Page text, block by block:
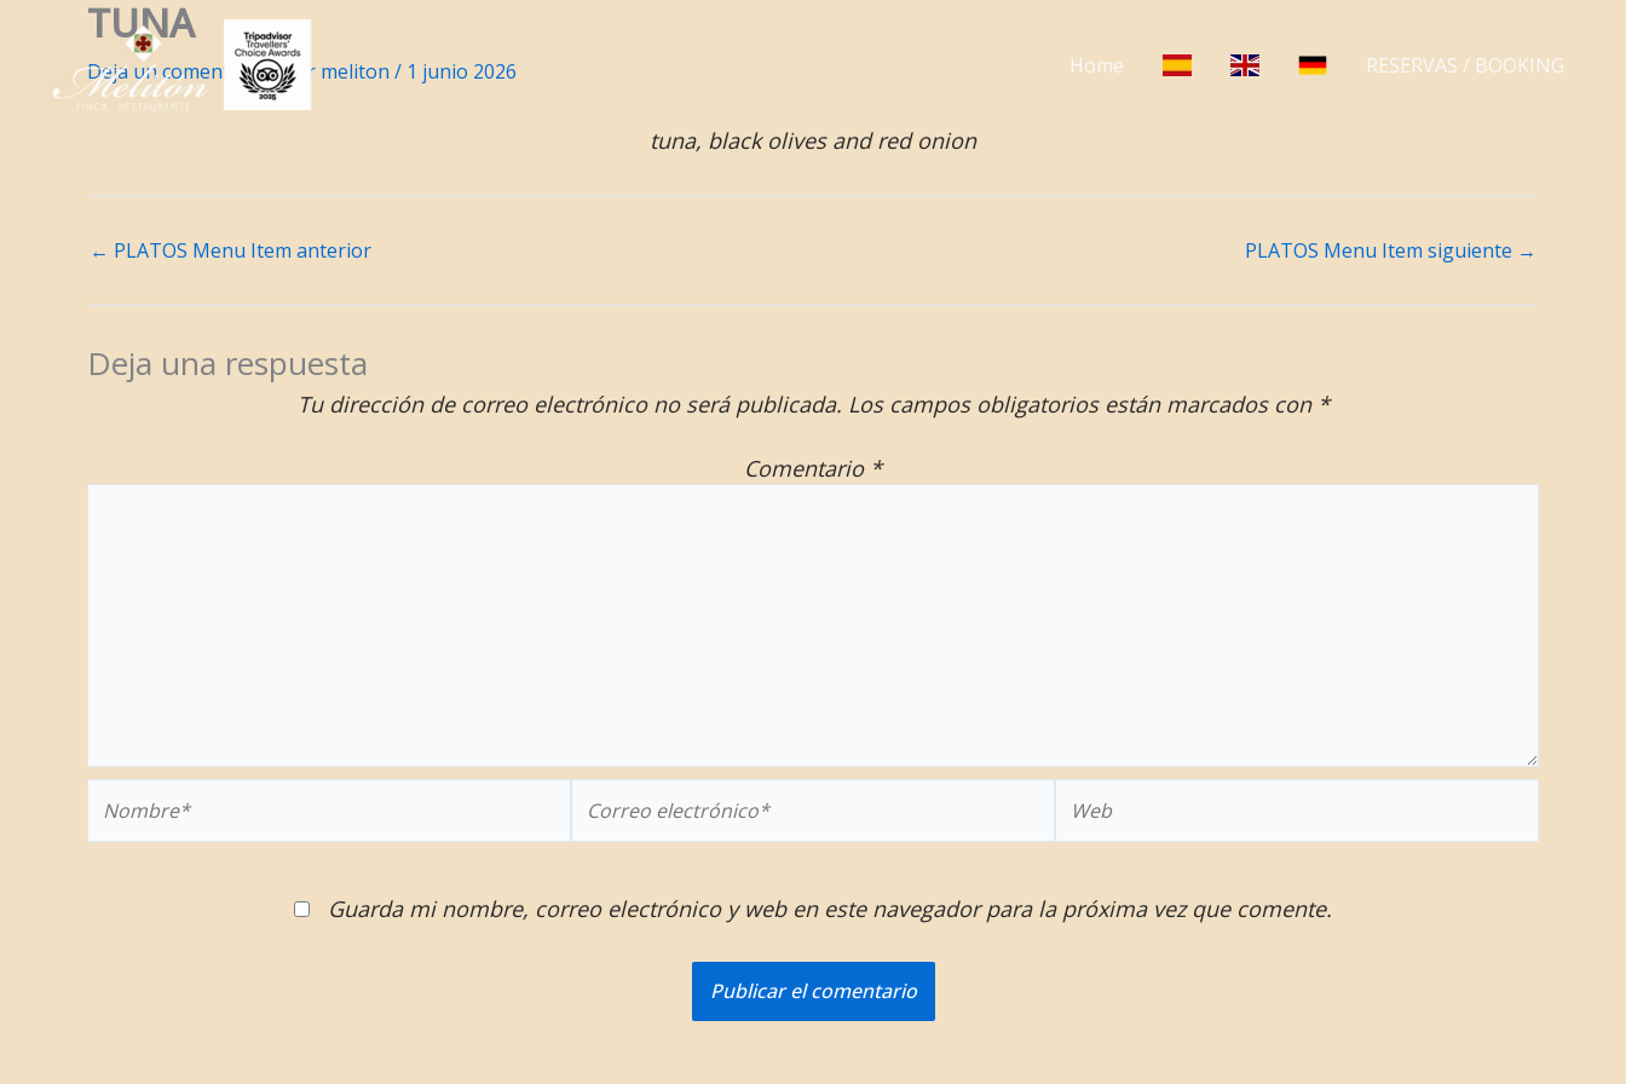
contenido
Home RESERVAS / BOOKING
TUNA
Deja un comentario/ Por meliton / 1 junio 2026
tuna, black olives and red onion
← PLATOS Menu Item anterior PLATOS Menu Item siguiente →
Deja una respuesta
Tu dirección de correo electrónico no será publicada. Los campos obligatorios están marcados con *
Comentario *
electrónico*
Guarda mi nombre, correo electrónico y web en este navegador para la próxima vez que comente.